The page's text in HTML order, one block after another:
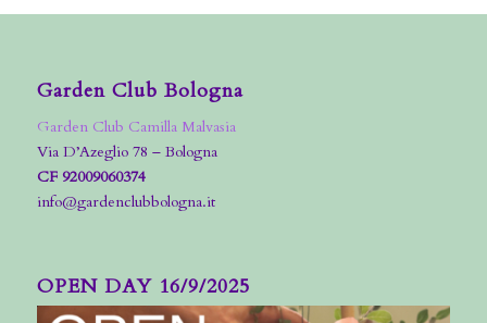
Garden Club Bologna
Garden Club Camilla Malvasia
Via D’Azeglio 78 – Bologna
CF 92009060374
info@gardenclubbologna.it
OPEN DAY 16/9/2025